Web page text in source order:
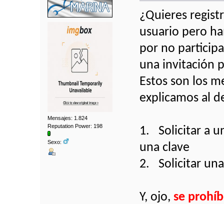
Mensajes: 1.824
Reputation Power: 198
Sexo:
¿Quieres
usuario pero
por no
una invitación
Estos son los
explicamos al
1. Solicitar a
una clave
2. Solicitar una
Y, ojo,se